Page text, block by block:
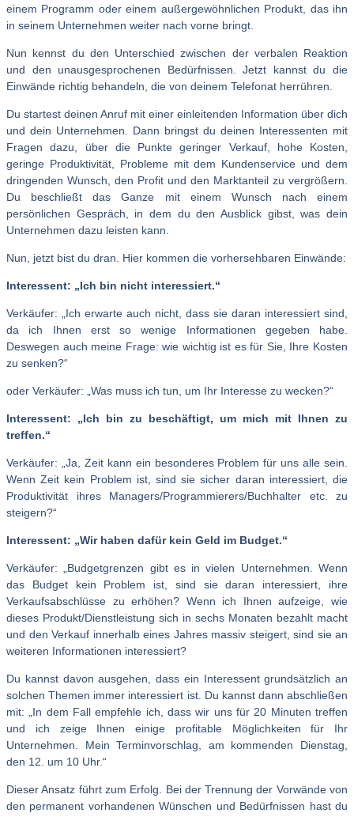
einem Programm oder einem außergewöhnlichen Produkt, das ihn
in seinem Unternehmen weiter nach vorne bringt.
Nun kennst du den Unterschied zwischen der verbalen Reaktion
und den unausgesprochenen Bedürfnissen. Jetzt kannst du die
Einwände richtig behandeln, die von deinem Telefonat herrühren.
Du startest deinen Anruf mit einer einleitenden Information über dich
und dein Unternehmen. Dann bringst du deinen Interessenten mit
Fragen dazu, über die Punkte geringer Verkauf, hohe Kosten,
geringe Produktivität, Probleme mit dem Kundenservice und dem
dringenden Wunsch, den Profit und den Marktanteil zu vergrößern.
Du beschließt das Ganze mit einem Wunsch nach einem
persönlichen Gespräch, in dem du den Ausblick gibst, was dein
Unternehmen dazu leisten kann.
Nun, jetzt bist du dran. Hier kommen die vorhersehbaren Einwände:
Interessent: „Ich bin nicht interessiert.“
Verkäufer: „Ich erwarte auch nicht, dass sie daran interessiert sind,
da ich Ihnen erst so wenige Informationen gegeben habe.
Deswegen auch meine Frage: wie wichtig ist es für Sie, Ihre Kosten
zu senken?“
oder Verkäufer: „Was muss ich tun, um Ihr Interesse zu wecken?“
Interessent: „Ich bin zu beschäftigt, um mich mit Ihnen zu
treffen.“
Verkäufer: „Ja, Zeit kann ein besonderes Problem für uns alle sein.
Wenn Zeit kein Problem ist, sind sie sicher daran interessiert, die
Produktivität ihres Managers/Programmierers/Buchhalter etc. zu
steigern?“
Interessent: „Wir haben dafür kein Geld im Budget.“
Verkäufer: „Budgetgrenzen gibt es in vielen Unternehmen. Wenn
das Budget kein Problem ist, sind sie daran interessiert, ihre
Verkaufsabschlüsse zu erhöhen? Wenn ich Ihnen aufzeige, wie
dieses Produkt/Dienstleistung sich in sechs Monaten bezahlt macht
und den Verkauf innerhalb eines Jahres massiv steigert, sind sie an
weiteren Informationen interessiert?
Du kannst davon ausgehen, dass ein Interessent grundsätzlich an
solchen Themen immer interessiert ist. Du kannst dann abschließen
mit: „In dem Fall empfehle ich, dass wir uns für 20 Minuten treffen
und ich zeige Ihnen einige profitable Möglichkeiten für Ihr
Unternehmen. Mein Terminvorschlag, am kommenden Dienstag,
den 12. um 10 Uhr.“
Dieser Ansatz führt zum Erfolg. Bei der Trennung der Vorwände von
den permanent vorhandenen Wünschen und Bedürfnissen hast du